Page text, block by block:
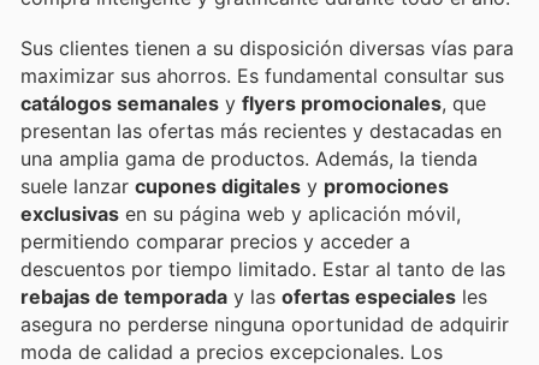
Sus clientes tienen a su disposición diversas vías para
maximizar sus ahorros. Es fundamental consultar sus
catálogos semanales y flyers promocionales, que
presentan las ofertas más recientes y destacadas en
una amplia gama de productos. Además, la tienda
suele lanzar cupones digitales y promociones
exclusivas en su página web y aplicación móvil,
permitiendo comparar precios y acceder a
descuentos por tiempo limitado. Estar al tanto de las
rebajas de temporada y las ofertas especiales les
asegura no perderse ninguna oportunidad de adquirir
moda de calidad a precios excepcionales. Los